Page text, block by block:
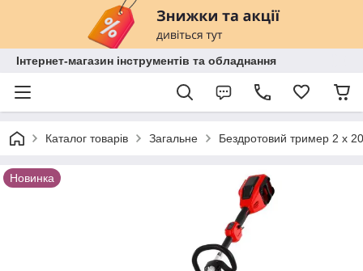
Інтернет-магазин інструментів та обладнання
Каталог товарів Загальне Бездротовий тример 2 x
Новинка